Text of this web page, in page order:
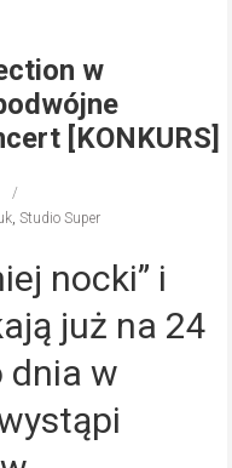
w
[KONKURS]
, Studio Super
nocki” i
już na 24
dnia w